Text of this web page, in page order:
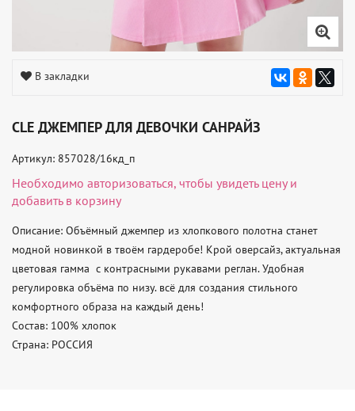
В закладки
CLE ДЖЕМПЕР ДЛЯ ДЕВОЧКИ САНРАЙЗ
Артикул: 857028/16кд_п
Необходимо авторизоваться, чтобы увидеть цену и
добавить в корзину
Описание: Объёмный джемпер из хлопкового полотна станет
модной новинкой в твоём гардеробе! Крой оверсайз, актуальная
цветовая гамма  с контрасными рукавами реглан. Удобная
регулировка объёма по низу. всё для создания стильного
комфортного образа на каждый день!
Состав: 100% хлопок
Страна: РОССИЯ